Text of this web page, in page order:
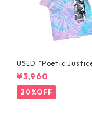
USED "Poetic
YE TEE
¥3,960
20%OFF